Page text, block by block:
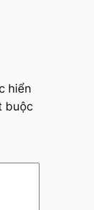
hiển
buộc